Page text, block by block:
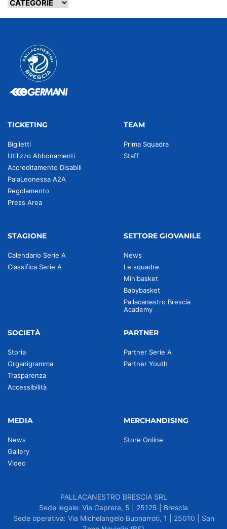
TICKETING
Biglietti
Utilizzo Abbonamenti
Accreditamento Disabili
PalaLeonessa A2A
Regolamento
Press Area
TEAM
Prima Squadra
Staff
STAGIONE
Calendario Serie A
Classifica Serie A
SETTORE GIOVANILE
News
Le squadre
Minibasket
Babybasket
Pallacanestro Brescia
Academy
SOCIETÀ
Storia
Organigramma
Trasparenza
Accessibilità
PARTNER
Partner Serie A
Partner Youth
MEDIA
News
Gallery
Video
MERCHANDISING
Store Online
PALLACANESTRO BRESCIA SRL
Sede legale: Via Caprera, 5 | 25125 | Brescia
Sede operativa: Via Michelangelo Buonarroti, 1 | 25010 | San